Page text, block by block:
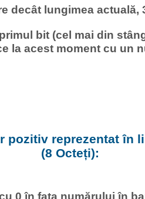
decât lungimea actuală,
bit (cel mai din
la acest moment cu un
pozitiv reprezentat în
(8 Octeți):
0 în fața numărului în